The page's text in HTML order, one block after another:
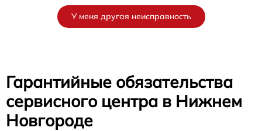
У меня другая неисправность
Гарантийные обязательства
сервисного центра в Нижнем
Новгороде